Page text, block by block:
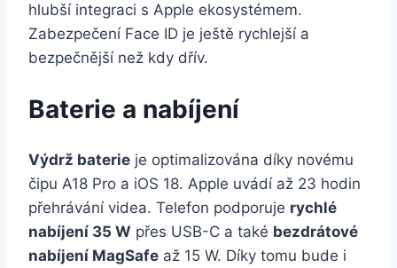
hlubší integraci s Apple ekosystémem.
Zabezpečení Face ID je ještě rychlejší a
bezpečnější než kdy dřív.
Baterie a nabíjení
Výdrž baterie je optimalizována díky novému
čipu A18 Pro a iOS 18. Apple uvádí až 23 hodin
přehrávání videa. Telefon podporuje rychlé
nabíjení 35 W přes USB-C a také bezdrátové
nabíjení MagSafe až 15 W. Díky tomu bude i